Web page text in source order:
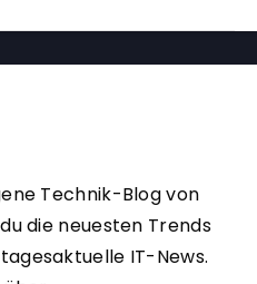
Technik-Blog von
die neuesten Trends
IT-News.